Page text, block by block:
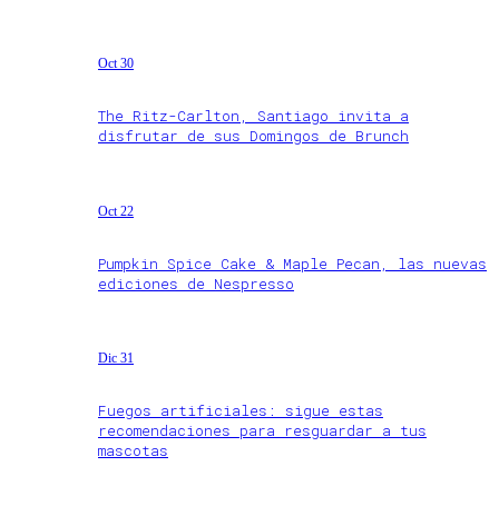
Oct 30
The Ritz-Carlton, Santiago invita a
disfrutar de sus Domingos de Brunch
Oct 22
Pumpkin Spice Cake & Maple Pecan, las nuevas
ediciones de Nespresso
Dic 31
Fuegos artificiales: sigue estas
recomendaciones para resguardar a tus
mascotas